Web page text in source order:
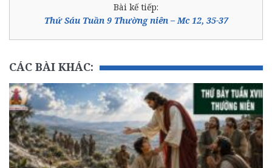
Bài kế tiếp:
Thứ Sáu Tuần 9 Thường niên – Mc 12, 35-37
CÁC BÀI KHÁC: